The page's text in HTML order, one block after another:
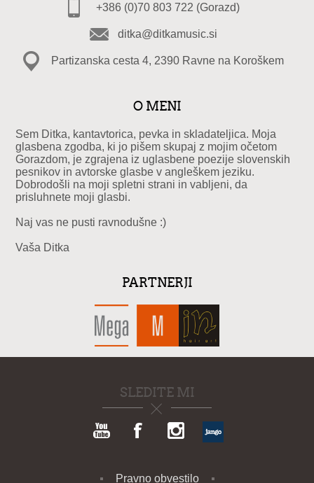
+386 (0)70 803 722 (Gorazd)
ditka@ditkamusic.si
Partizanska cesta 4, 2390 Ravne na Koroškem
O MENI
Sem Ditka, kantavtorica, pevka in skladateljica. Moja
glasbena zgodba, ki jo pišem skupaj z mojim očetom
Gorazdom, je zgrajena iz uglasbene poezije slovenskih
pesnikov in avtorske glasbe v angleškem jeziku.
Dobrodošli na moji spletni strani in vabljeni, da
prisluhnete moji glasbi.
Naj vas ne pusti ravnodušne :)
Vaša Ditka
PARTNERJI
SLEDITE MI
Pravno obvestilo